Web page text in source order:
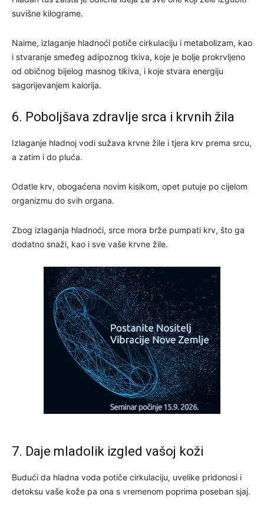
suvišne kilograme.
Naime, izlaganje hladnoći potiče cirkulaciju i metabolizam, kao
i stvaranje smeđeg adipoznog tkiva, koje je bolje prokrvljeno
od običnog bijelog masnog tikiva, i koje stvara energiju
sagorijevanjem kalorija.
6. Poboljšava zdravlje srca i krvnih žila
Izlaganje hladnoj vodi sužava krvne žile i tjera krv prema srcu,
a zatim i do pluća.
Odatle krv, obogaćena novim kisikom, opet putuje po cijelom
organizmu do svih organa.
Zbog izlaganja hladnoći, srce mora brže pumpati krv, što ga
dodatno snaži, kao i sve vaše krvne žile.
7. Daje mladolik izgled vašoj koži
Budući da hladna voda potiče cirkulaciju, uvelike pridonosi i
detoksu vaše kože pa ona s vremenom poprima poseban sjaj.